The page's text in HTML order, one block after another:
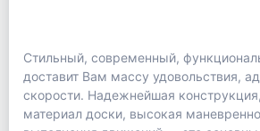
Стильный, современный,
доставит Вам массу удовольствия,
скорости. Надежнейшая
материал доски, высокая